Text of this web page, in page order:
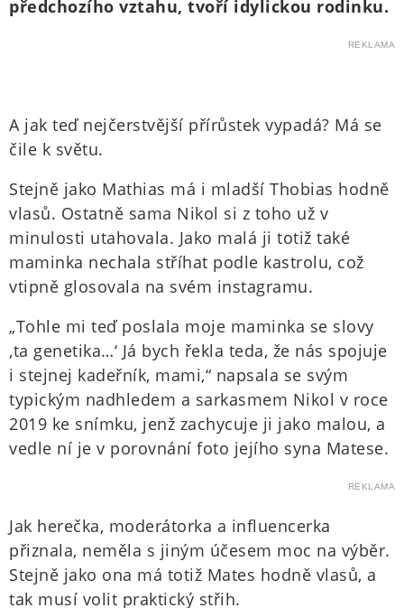
předchozího vztahu, tvoří idylickou rodinku.
REKLAMA
A jak teď nejčerstvější přírůstek vypadá? Má se
čile k světu.
Stejně jako Mathias má i mladší Thobias hodně
vlasů. Ostatně sama Nikol si z toho už v
minulosti utahovala. Jako malá ji totiž také
maminka nechala stříhat podle kastrolu, což
vtipně glosovala na svém instagramu.
„Tohle mi teď poslala moje maminka se slovy
‚ta genetika…‘ Já bych řekla teda, že nás spojuje
i stejnej kadeřník, mami,“ napsala se svým
typickým nadhledem a sarkasmem Nikol v roce
2019 ke snímku, jenž zachycuje ji jako malou, a
vedle ní je v porovnání foto jejího syna Matese.
REKLAMA
Jak herečka, moderátorka a influencerka
přiznala, neměla s jiným účesem moc na výběr.
Stejně jako ona má totiž Mates hodně vlasů, a
tak musí volit praktický střih.